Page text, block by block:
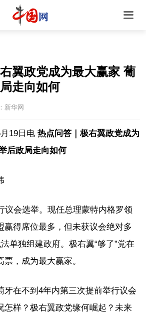
翼政党成为最大赢家 葡
走向如何
新华网
19日电 热点问答｜极右翼政党成为
后政局走向如何
议会选举。现任总理蒙特内格罗领
赢得席位最多，但未获议会绝对多
单独组建政府。极右翼“够了”党在
，成为最大赢家。
牙在不到4年内第三次提前举行议会
怎样？极右翼政党缘何崛起？未来